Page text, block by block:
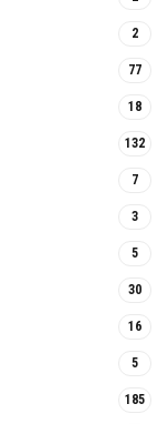
2
77
18
132
7
3
5
30
16
5
185